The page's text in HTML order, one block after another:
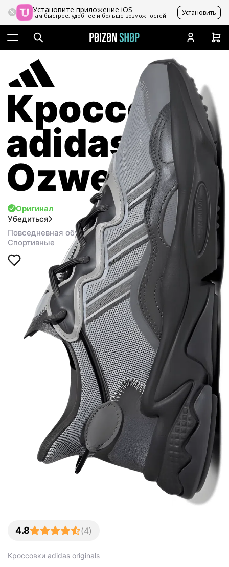
Установите приложение iOS
Там быстрее, удобнее и больше возможностей Установить
Кроссовки
adidas
Ozweego
Оригинал
Убедиться
Повседневная обувь
Спортивные
4.8 (4)
Кроссовки adidas originals